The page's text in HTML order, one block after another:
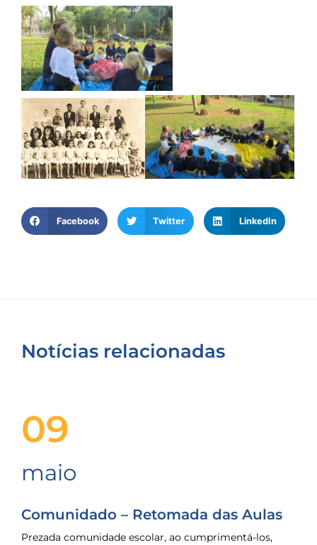
Facebook Twitter LinkedIn
Notícias relacionadas
09
maio
Comunidado – Retomada das Aulas
Prezada comunidade escolar, ao cumprimentá-los,